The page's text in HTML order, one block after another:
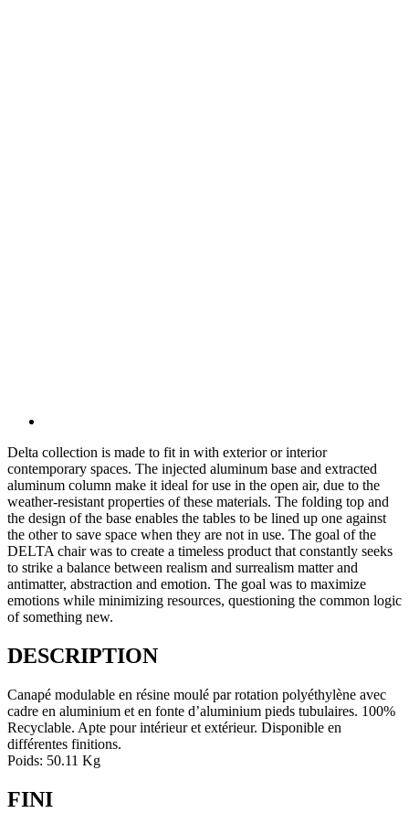
Delta collection is made to fit in with exterior or interior
contemporary spaces. The injected aluminum base and extracted
aluminum column make it ideal for use in the open air, due to the
weather-resistant properties of these materials. The folding top and
the design of the base enables the tables to be lined up one against
the other to save space when they are not in use. The goal of the
DELTA chair was to create a timeless product that constantly seeks
to strike a balance between realism and surrealism matter and
antimatter, abstraction and emotion. The goal was to maximize
emotions while minimizing resources, questioning the common logic
of something new.
DESCRIPTION
Canapé modulable en résine moulé par rotation polyéthylène avec
cadre en aluminium et en fonte d’aluminium pieds tubulaires. 100%
Recyclable. Apte pour intérieur et extérieur. Disponible en
différentes finitions.
Poids: 50.11 Kg
FINI